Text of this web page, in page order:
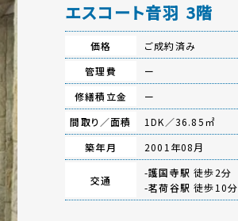
エスコート音羽 3階
価格
ご成約済み
管理費
ー
修繕積立金
ー
間取り／面積
1DK／36.85㎡
築年月
2001年08月
交通
-護国寺駅 徒歩2分
-茗荷谷駅 徒歩10分